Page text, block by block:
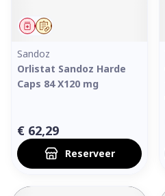
Op voorschrift
Geneesmiddel
Sandoz
Orlistat Sandoz Harde
Caps 84 X120 mg
€ 62,29
Reserveer